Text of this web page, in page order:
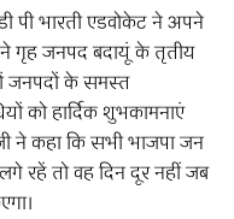
पी भारती एडवोकेट ने अपने
गृह जनपद बदायूं के तृतीय
जनपदों के समस्त
को हार्दिक शुभकामनाएं
ने कहा कि सभी भाजपा जन
रहें तो वह दिन दूर नहीं जब